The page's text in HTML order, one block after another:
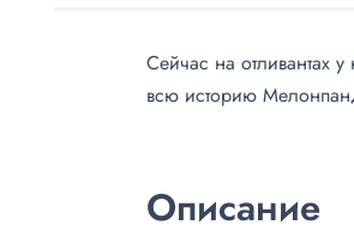
Сейчас на отливантах у
всю историю
Описание